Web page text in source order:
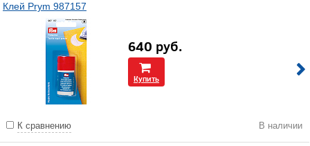
Клей Prym 987157
640 руб.
Купить
К сравнению В наличии